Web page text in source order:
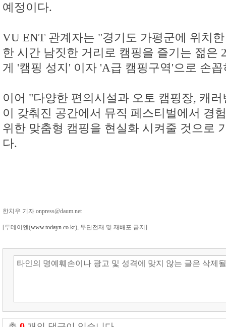
예정이다.
VU ENT 관계자는 "경기도 가평군에 위치
한 시간 남짓한 거리로 캠핑을 즐기는 젊은
게 '캠핑 성지' 이자 'A급 캠핑구역'으로 손
이어 "다양한 편의시설과 오토 캠핑장, 캐
이 갖춰진 공간에서 뮤직 페스티벌에서 경
위한 맞춤형 캠핑을 현실화 시켜줄 것으로
다.
한치우 기자 onpress@daum.net
[투데이엔(www.todayn.co.kr), 무단전재 및 재배포 금지]